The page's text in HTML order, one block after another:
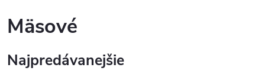
Mäsové
Najpredávanejšie